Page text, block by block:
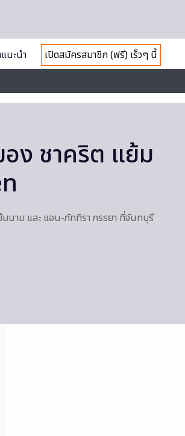
นะนำ
เปิดสมัครสมาชิก (ฟรี) เร็วๆ นี้
อง ชาคริต แย้ม
มนาม และ แอน-ภัททิรา ภรรยา ที่จันทบุรี